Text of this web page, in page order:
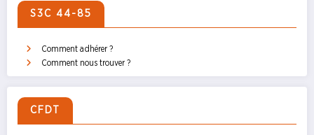
S3C 44-85
Comment adhérer ?
Comment nous trouver ?
CFDT